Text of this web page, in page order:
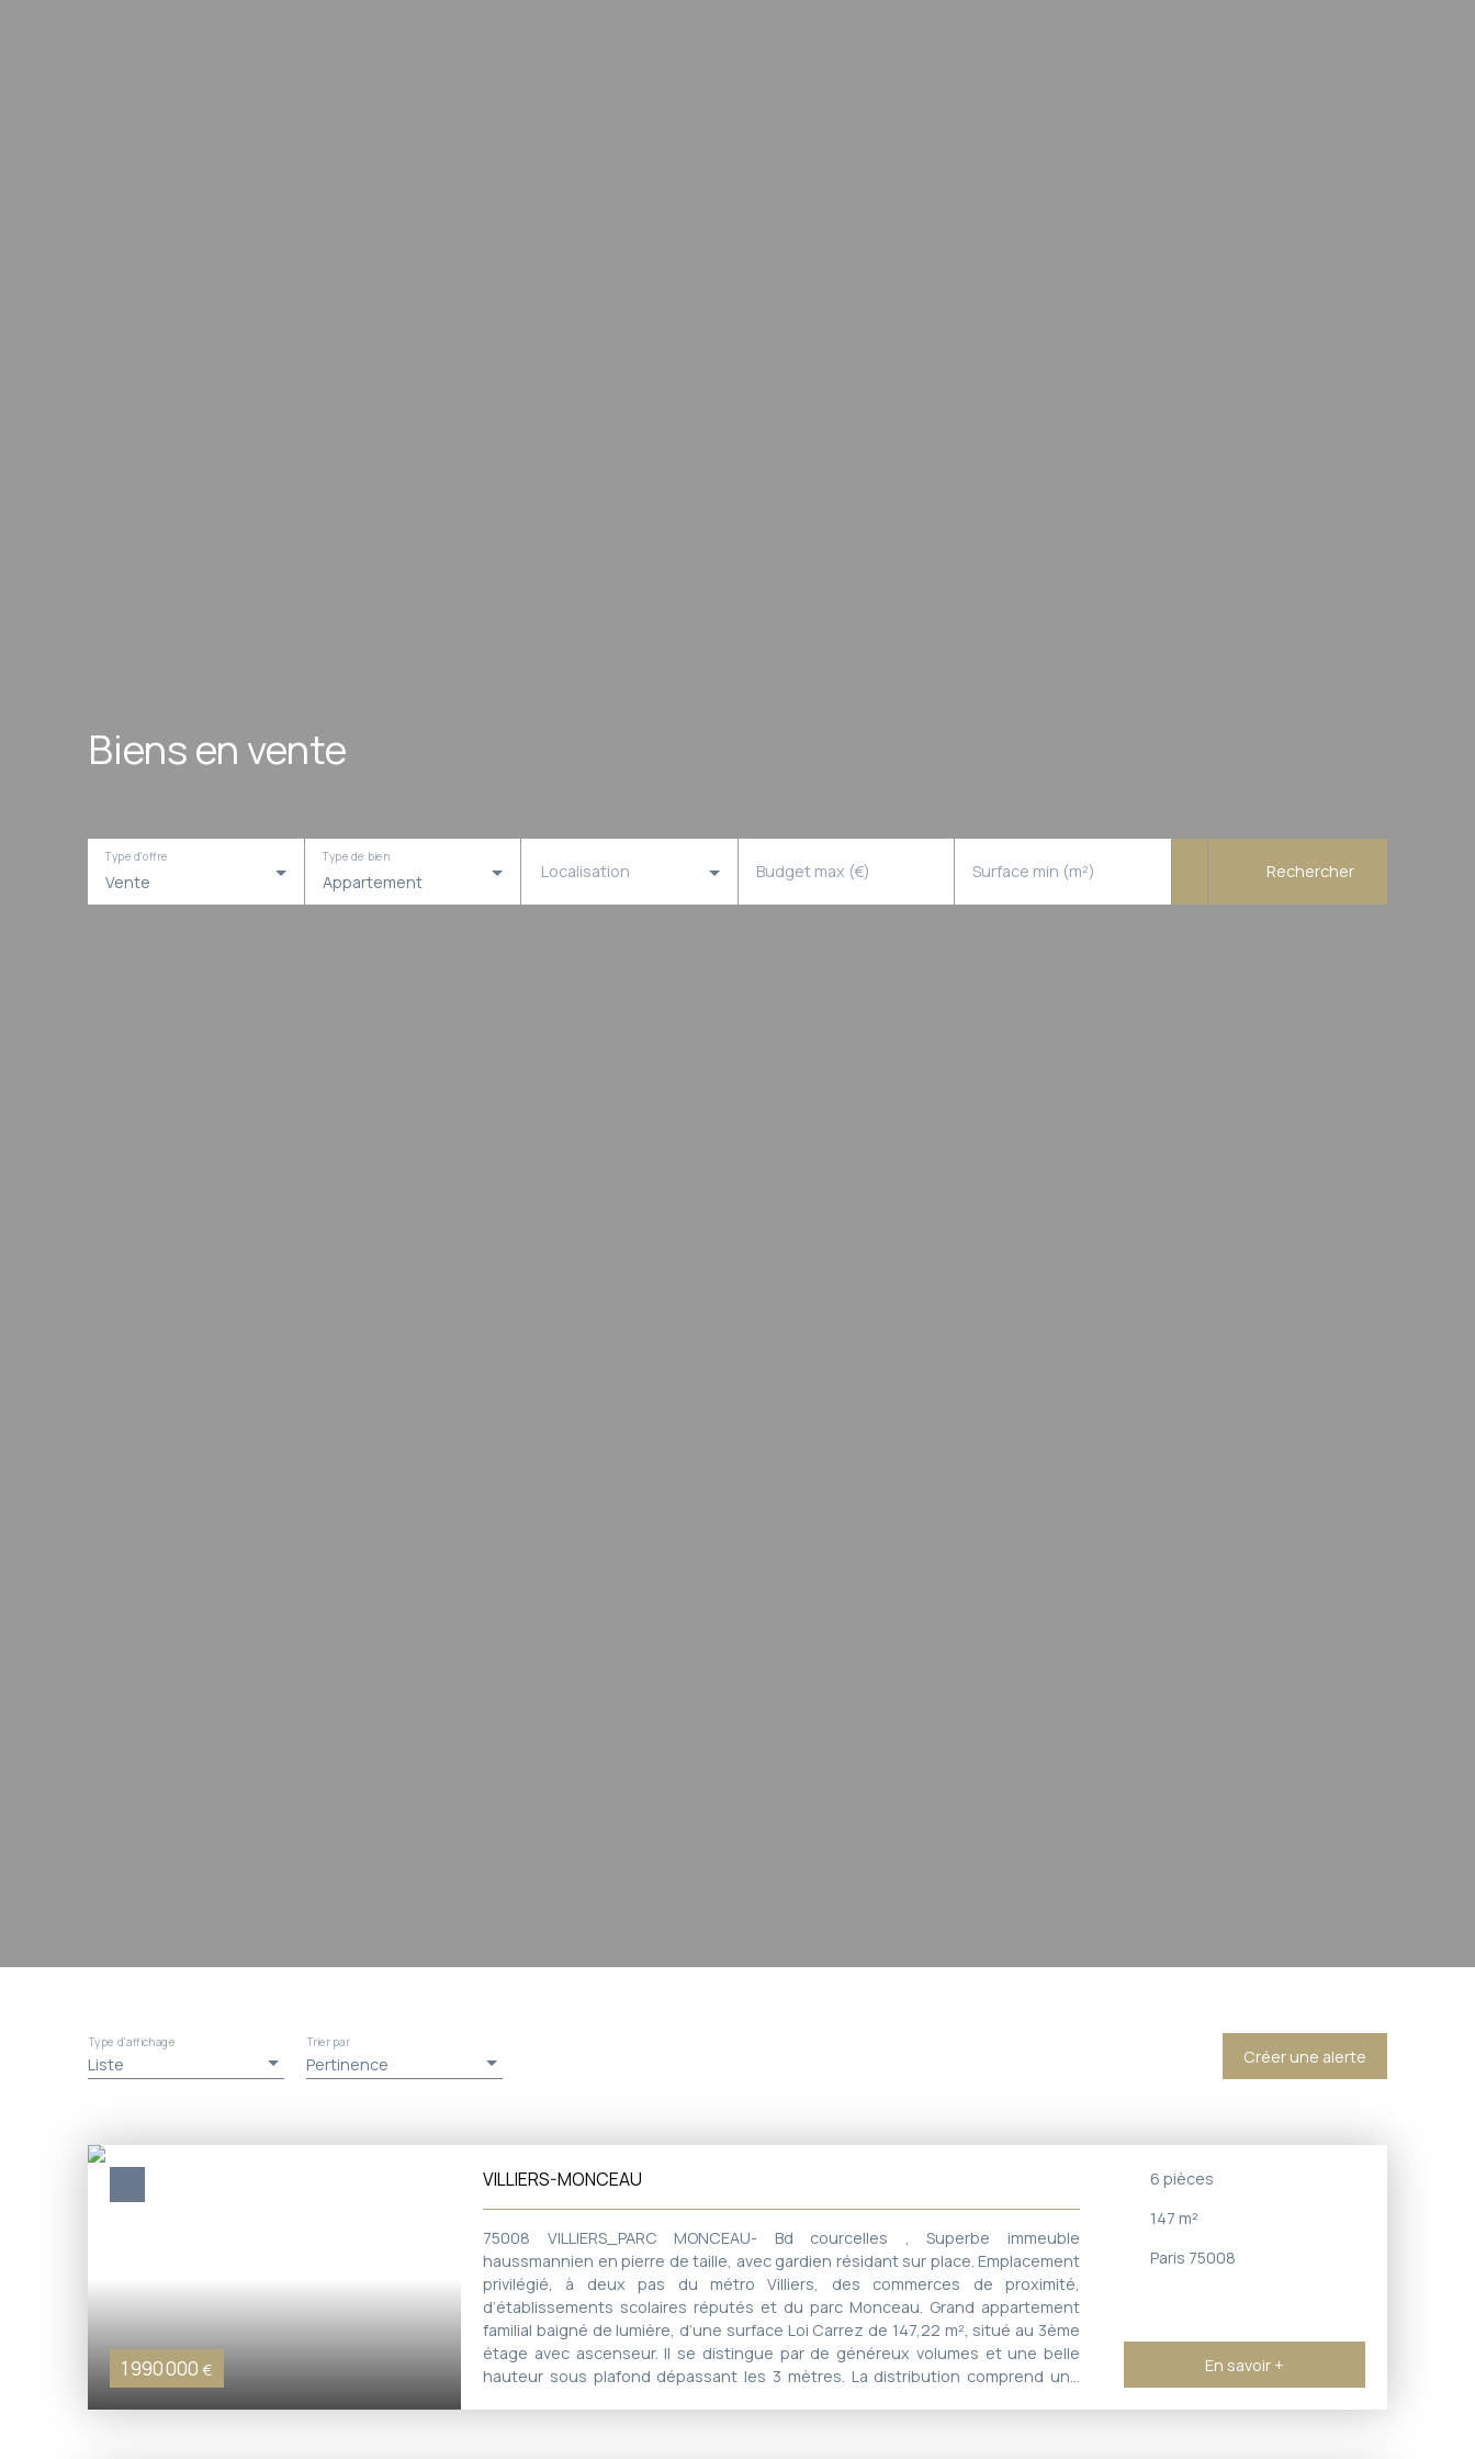
Biens en vente
Vente
Type d'offre
Appartement
Type de bien
Localisation Budget max (€) Surface min (m²) Rechercher
Liste
Type d'affichage
Pertinence
Trier par
Créer une alerte
1 990 000 €
VILLIERS-MONCEAU
75008 VILLIERS_PARC MONCEAU- Bd courcelles , Superbe immeuble
haussmannien en pierre de taille, avec gardien résidant sur place. Emplacement
privilégié, à deux pas du métro Villiers, des commerces de proximité,
d’établissements scolaires réputés et du parc Monceau. Grand appartement
familial baigné de lumière, d’une surface Loi Carrez de 147,22 m², situé au 3ème
étage avec ascenseur. Il se distingue par de généreux volumes et une belle
hauteur sous plafond dépassant les 3 mètres. La distribution comprend une
6 pièces
147 m²
Paris 75008
En savoir +